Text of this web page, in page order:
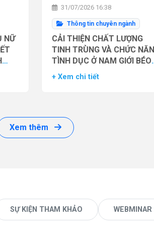
NỮ
31/07/2026 16:38
Thông tin chuyên ngành
CẢI THIỆN CHẤT LƯỢNG
TINH TRÙNG VÀ CHỨC
TÌNH DỤC Ở NAM GIỚI BÉO
PHÌ BẰNG THUỐC ĐỒNG
+ Xem chi tiết
Xem thêm
SỰ KIỆN THAM KHẢO WEBMINAR